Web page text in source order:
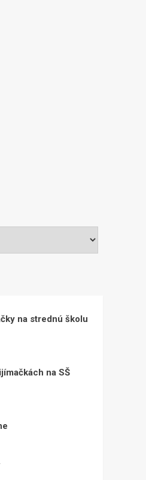
na strednú školu
na SŠ